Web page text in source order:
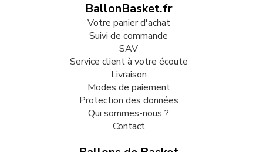
BallonBasket.fr
Votre panier d'achat
Suivi de commande
SAV
Service client à votre écoute
Livraison
Modes de paiement
Protection des données
Qui sommes-nous ?
Contact